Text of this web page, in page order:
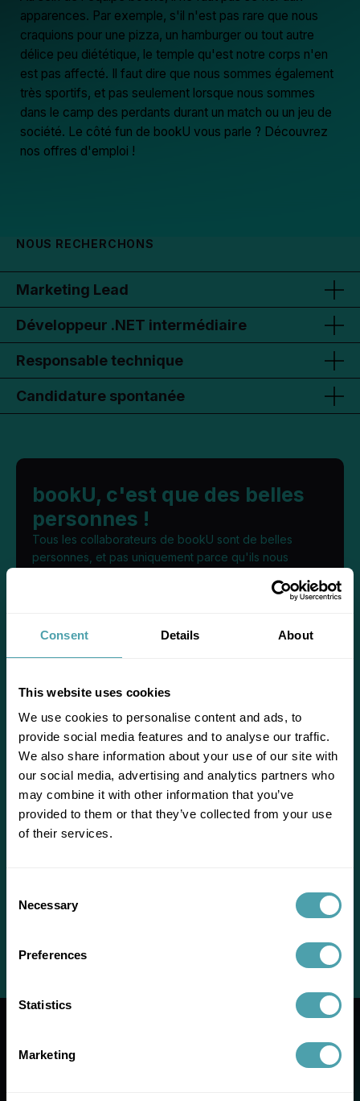
Consent Details About
This website uses cookies
We use cookies to personalise content and ads, to
provide social media features and to analyse our traffic.
We also share information about your use of our site with
our social media, advertising and analytics partners who
may combine it with other information that you’ve
provided to them or that they’ve collected from your use
of their services.
Selection
Necessary
Preferences
Statistics
Marketing
apparences. Par exemple, s'il n'est pas rare que nous
craquions pour une pizza, un hamburger ou tout autre
délice peu diététique, le temple qu'est notre corps n'en
est pas affecté. Il faut dire que nous sommes également
très sportifs, et pas seulement lorsque nous sommes
dans le camp des perdants durant un match ou un jeu de
société. Le côté fun de bookU vous parle ? Découvrez
nos offres d'emploi !
NOUS RECHERCHONS
Marketing Lead
Développeur .NET intermédiaire
Responsable technique
Candidature spontanée
bookU, c'est que des belles
personnes !
Tous les collaborateurs de bookU sont de belles
personnes, et pas uniquement parce qu'ils nous
pouvons en effet mettre en avant quelques valeurs
Transparence